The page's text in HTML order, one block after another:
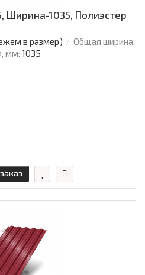
Ширина-1035, Полиэстер
в размер)
Общая ширина,
мм: 1035